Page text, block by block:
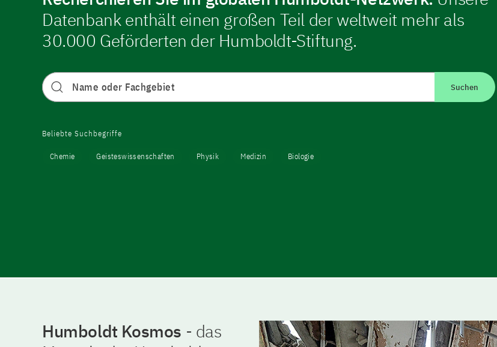
Recherchieren Sie im globalen Humboldt-Netzwerk.
Datenbank enthält einen großen Teil der weltweit mehr als
30.000 Geförderten der Humboldt-Stiftung.
Name oder Fachgebiet
Suchen
Beliebte Suchbegriffe
Chemie Geisteswissenschaften Physik Medizin Biologie
Humboldt Kosmos - das